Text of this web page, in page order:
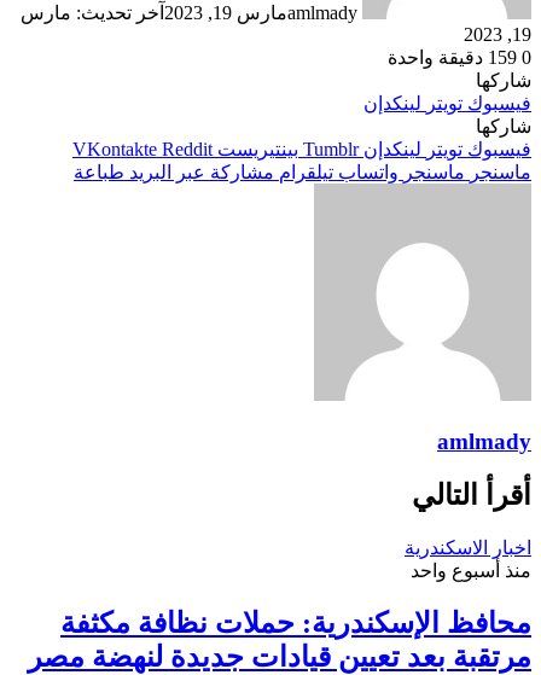
amlmadyمارس 19, 2023
آخر تحديث: مارس
19, 2023
0
دقيقة واحدة
شاركها
فيسبوك تويتر لينكدإن
شاركها
فيسبوك تويتر لينكدإن بينتيريست
ماسنجر ماسنجر واتساب تيلقرام مشاركة عبر البريد طباعة
amlmady
أقرأ التالي
اخبار الاسكندرية
منذ أسبوع واحد
محافظ الإسكندرية: حملات نظافة مكثفة
مرتقبة بعد تعيين قيادات جديدة لنهضة مصر